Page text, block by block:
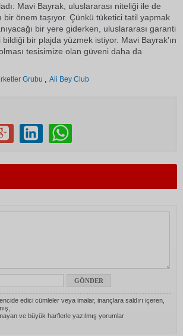
Mavi Bayrak, uluslararası niteliği ile de
bir önem taşıyor. Çünkü tüketici tatil yapmak
bir yere giderken, uluslararası garanti
bir plajda yüzmek istiyor. Mavi Bayrak'ın
tesisimize olan güveni daha da
Grubu ,Ali Bey Club
edici cümleler veya imalar, inançlara saldırı içeren,
ve büyük harflerle yazılmış yorumlar